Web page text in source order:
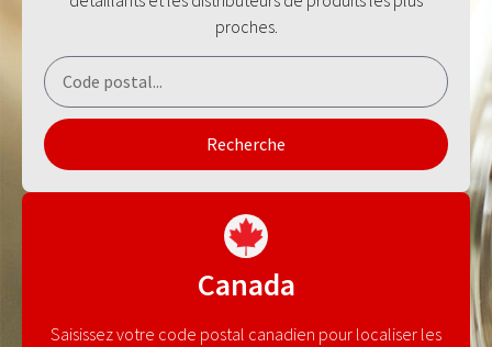
proches.
Recherche
Canada
Saisissez votre code postal canadien pour localiser les